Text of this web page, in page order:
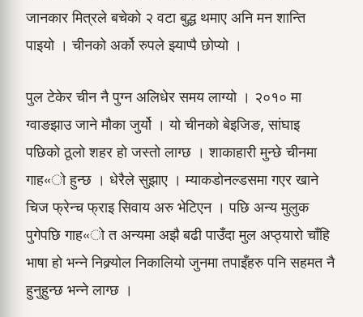
जानकार मित्रले बचेको २ वटा बुद्ध थमाए अनि मन शान्ति
पाइयो । चीनको अर्को रुपले झ्याप्पै छोप्यो ।
पुल टेकेर चीन नै पुग्न अलिधेर समय लाग्यो । २०१० मा
ग्वाङझाउ जाने मौका जुर्यो । यो चीनको बेइजिङ, सांघाइ
पछिको ठूलो शहर हो जस्तो लाग्छ । शाकाहारी मुन्छे चीनमा
गाह«ो हुन्छ । धेरैले सुझाए । म्याकडोनल्डसमा गएर खाने
चिज फ्रेन्च फ्राइ सिवाय अरु भेटिएन । पछि अन्य मुलुक
पुगेपछि गाह«ो त अन्यमा अझै बढी पाउँदा मुल अप्ठ्यारो चाँहि
भाषा हो भन्ने निक्र्योल निकालियो जुनमा तपाइँहरु पनि सहमत नै
हुनुहुन्छ भन्ने लाग्छ ।